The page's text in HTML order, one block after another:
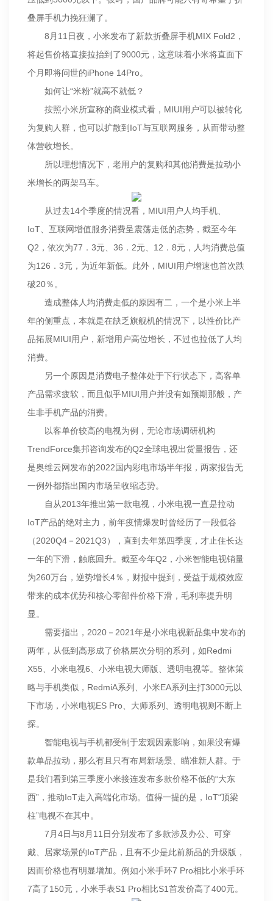
叠屏手机力挽狂澜了。
8月11日夜，小米发布了新款折叠屏手机MIX Fold2，
将起售价格直接拉抬到了9000元，这意味着小米将直面下
个月即将问世的iPhone 14Pro。
如何让“米粉”就高不就低？
按照小米所宣称的商业模式看，MIUI用户可以被转化
为复购人群，也可以扩散到IoT与互联网服务，从而带动整
体营收增长。
所以理想情况下，老用户的复购和其他消费是拉动小
米增长的两架马车。
从过去14个季度的情况看，MIUI用户人均手机、
IoT、互联网增值服务消费呈震荡走低的态势，截至今年
Q2，依次为77．3元、36．2元、12．8元，人均消费总值
为126．3元，为近年新低。此外，MIUI用户增速也首次跌
破20％。
造成整体人均消费走低的原因有二，一个是小米上半
年的侧重点，本就是在缺乏旗舰机的情况下，以性价比产
品拓展MIUI用户，新增用户高位增长，不过也拉低了人均
消费。
另一个原因是消费电子整体处于下行状态下，高客单
产品需求疲软，而且似乎MIUI用户并没有如预期那般，产
生非手机产品的消费。
以客单价较高的电视为例，无论市场调研机构
TrendForce集邦咨询发布的Q2全球电视出货量报告，还
是奥维云网发布的2022国内彩电市场半年报，两家报告无
一例外都指出国内市场呈收缩态势。
自从2013年推出第一款电视，小米电视一直是拉动
IoT产品的绝对主力，前年疫情爆发时曾经历了一段低谷
（2020Q4－2021Q3），直到去年第四季度，才止住长达
一年的下滑，触底回升。截至今年Q2，小米智能电视销量
为260万台，逆势增长4％，财报中提到，受益于规模效应
带来的成本优势和核心零部件价格下滑，毛利率提升明
显。
需要指出，2020－2021年是小米电视新品集中发布的
两年，从低到高形成了价格层次分明的系列，如Redmi
X55、小米电视6、小米电视大师版、透明电视等。整体策
略与手机类似，RedmiA系列、小米EA系列主打3000元以
下市场，小米电视ES Pro、大师系列、透明电视则不断上
探。
智能电视与手机都受制于宏观因素影响，如果没有爆
款单品拉动，那么有且只有布局新场景、瞄准新人群。于
是我们看到第三季度小米接连发布多款价格不低的“大东
西”，推动IoT走入高端化市场。值得一提的是，IoT“顶梁
柱”电视不在其中。
7月4日与8月11日分别发布了多款涉及办公、可穿
戴、居家场景的IoT产品，且有不少是此前新品的升级版，
因而价格也有明显增加。例如小米手环7 Pro相比小米手环
7高了150元，小米手表S1 Pro相比S1首发价高了400元。